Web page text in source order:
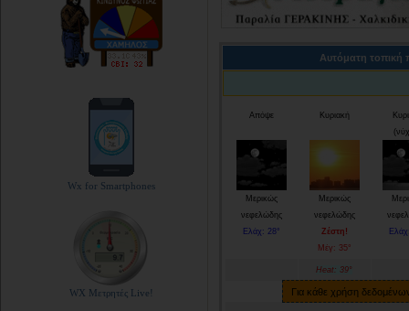
Wx for Smartphones
WX Μετρητές Live!
Αυτόματη τοπική
Απόψε
Μερικώς
νεφελώδης
Ελάχ: 28°
Κυριακή
Μερικώς
νεφελώδης
Ζέστη!
Μέγ: 35°
Heat: 39°
Για κάθε χρήση